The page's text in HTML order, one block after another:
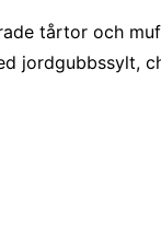
tårtor och
jordgubbssylt,